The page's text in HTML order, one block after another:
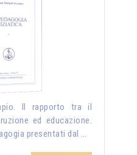
Il rapporto tra il
ed educazione.
presentati dal …